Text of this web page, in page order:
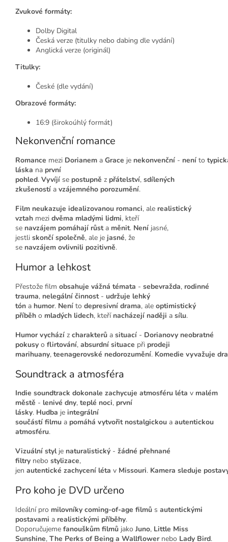
Zvukové formáty:
Dolby Digital
Česká verze (titulky nebo dabing dle vydání)
Anglická verze (originál)
Titulky:
České (dle vydání)
Obrazové formáty:
16:9 (širokoúhlý formát)
Nekonvenční romance
Romance mezi Dorianem a Grace je nekonvenční - není to
láska na první
pohled. Vyvíjí se postupně z přátelství, sdílených
zkušeností a vzájemného porozumění.
Film neukazuje idealizovanou romanci, ale realistický
vztah mezi dvěma mladými lidmi, kteří
se navzájem pomáhají růst a měnit. Není jasné,
jestli skončí společně, ale je jasné, že
se navzájem ovlivnili pozitivně.
Humor a lehkost
Přestože film obsahuje vážná témata - sebevražda, rodinné
trauma, nelegální činnost - udržuje lehký
tón a humor. Není to depresivní drama, ale optimistický
příběh o mladých lidech, kteří nacházejí naději a sílu.
Humor vychází z charakterů a situací - Dorianovy neobratné
pokusy o flirtování, absurdní situace při prodeji
marihuany, teenagerovské nedorozumění. Komedie vyvažuje
Soundtrack a atmosféra
Indie soundtrack dokonale zachycuje atmosféru léta v malém
městě - lenivé dny, teplé noci, první
lásky. Hudba je integrální
součástí filmu a pomáhá vytvořit nostalgickou a autentickou
atmosféru.
Vizuální styl je naturalistický - žádné přehnané
filtry nebo stylizace,
jen autentické zachycení léta v Missouri. Kamera sleduje
Pro koho je DVD určeno
Ideální pro milovníky coming-of-age filmů s autentickými
postavami a realistickými příběhy.
Doporučujeme fanouškům filmů jako Juno, Little Miss
Sunshine, The Perks of Being a Wallflower nebo Lady Bird.